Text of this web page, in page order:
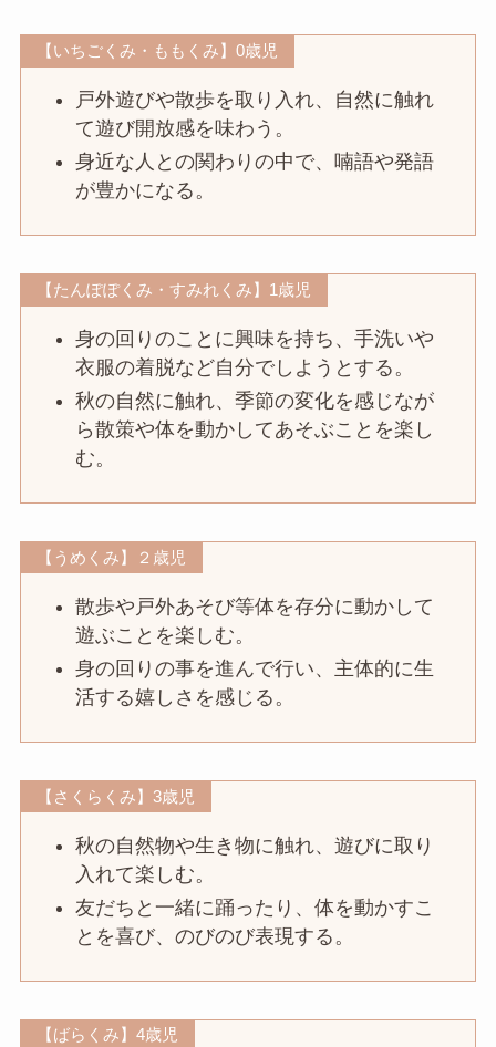
【いちごくみ・ももくみ】0歳児
戸外遊びや散歩を取り入れ、自然に触れ
て遊び開放感を味わう。
身近な人との関わりの中で、喃語や発語
が豊かになる。
【たんぽぽくみ・すみれくみ】1歳児
身の回りのことに興味を持ち、手洗いや
衣服の着脱など自分でしようとする。
秋の自然に触れ、季節の変化を感じなが
ら散策や体を動かしてあそぶことを楽し
む。
【うめくみ】２歳児
散歩や戸外あそび等体を存分に動かして
遊ぶことを楽しむ。
身の回りの事を進んで行い、主体的に生
活する嬉しさを感じる。
【さくらくみ】3歳児
秋の自然物や生き物に触れ、遊びに取り
入れて楽しむ。
友だちと一緒に踊ったり、体を動かすこ
とを喜び、のびのび表現する。
【ばらくみ】4歳児